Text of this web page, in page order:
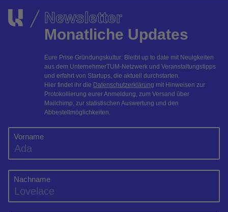
Newsletter
Monatliche Updates
Eure Prise Gründungskultur: Bleibt up to date mit Neuigkeiten
aus dem UnternehmerTUM-Netzwerk und Veranstaltungstipps
und erfahrt von Startups, die aktuell durchstarten.
Hier findet ihr die Datenschutzerklärung mit Hinweisen zur
Protokollierung eurer Anmeldung, zum Versand über
Mailchimp, zur statistischen Auswertung und den
Abbestellmöglichkeiten.
Vorname
Nachname